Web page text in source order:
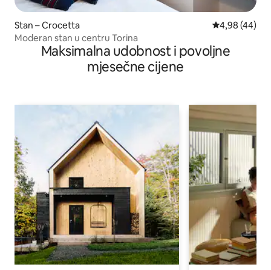
Stan – Crocetta Prosječna
4,98 (44)
Moderan stan u centru Torina
Maksimalna udobnost i povoljne
mjesečne cijene